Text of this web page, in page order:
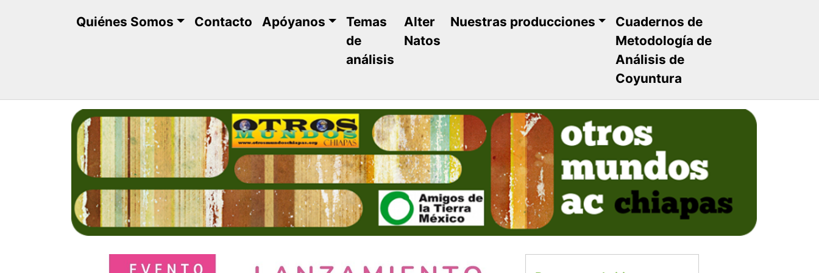
Quiénes Somos Contacto Apóyanos
Temas
de
análisis
Alter
Natos
Nuestras producciones
Cuadernos de
Metodología de
Análisis de
Coyuntura